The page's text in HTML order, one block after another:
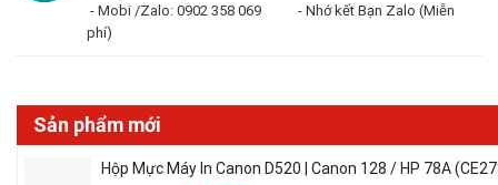
- Mobi /Zalo: 0902 358 069 - Nhớ kết Bạn Zalo (Miễn
phí)
Sản phẩm mới
Hộp Mực Máy In Canon D520 | Canon 128 / HP 78A